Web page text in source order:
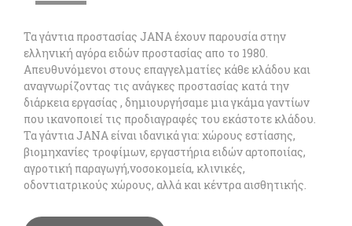
Τα γάντια προστασίας JANA έχουν παρουσία στην
ελληνική αγόρα ειδών προστασίας απο το 1980.
Απευθυνόμενοι στους επαγγελματίες κάθε κλάδου και
αναγνωρίζοντας τις ανάγκες προστασίας κατά την
διάρκεια εργασίας , δημιουργήσαμε μια γκάμα γαντίων
που ικανοποιεί τις προδιαγραφές του εκάστοτε κλάδου.
Τα γάντια JANA είναι ιδανικά για: χώρους εστίασης,
βιομηχανίες τροφίμων, εργαστήρια ειδών αρτοποιίας,
αγροτική παραγωγή,νοσοκομεία, κλινικές,
οδοντιατρικούς χώρους, αλλά και κέντρα αισθητικής.